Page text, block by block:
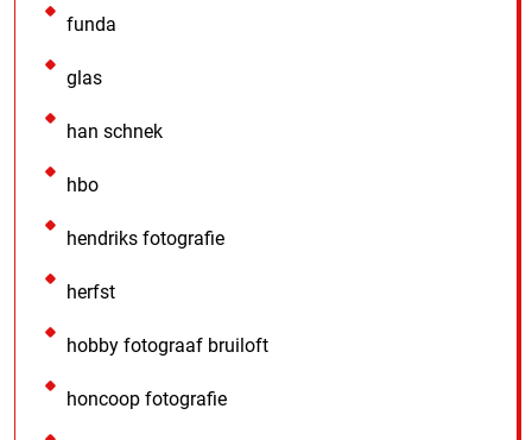
funda
glas
han schnek
hbo
hendriks fotografie
herfst
hobby fotograaf bruiloft
honcoop fotografie